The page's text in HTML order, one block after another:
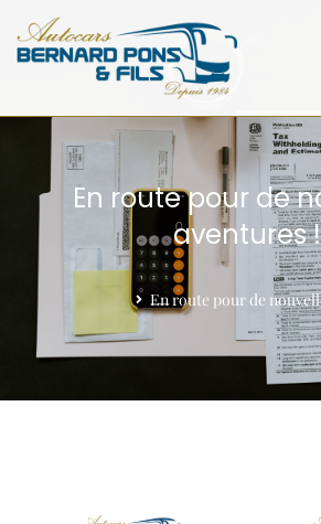
En route pour de
aventures !
En route pour de